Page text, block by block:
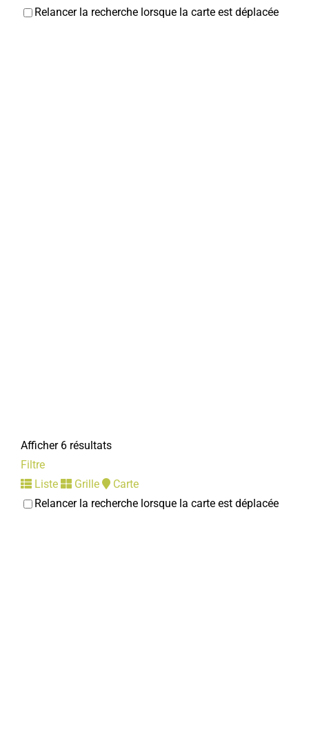
Relancer la recherche lorsque la carte est déplacée
Afficher 6 résultats
Filtre
Liste
Grille
Carte
Relancer la recherche lorsque la carte est déplacée